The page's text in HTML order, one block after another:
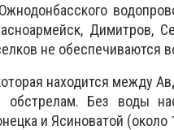
Димитров,
не обеспечиваются
находится между
обстрелам. Без воды
и Ясиноватой (около